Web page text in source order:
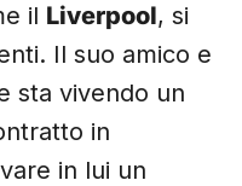
il Liverpool, si
Il suo amico e
sta vivendo un
in
in lui un